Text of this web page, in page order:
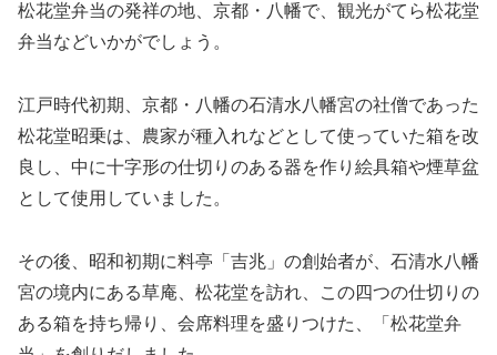
松花堂弁当の発祥の地、京都・八幡で、観光がてら松花堂
弁当などいかがでしょう。
江戸時代初期、京都・八幡の石清水八幡宮の社僧であった
松花堂昭乗は、農家が種入れなどとして使っていた箱を改
良し、中に十字形の仕切りのある器を作り絵具箱や煙草盆
として使用していました。
その後、昭和初期に料亭「吉兆」の創始者が、石清水八幡
宮の境内にある草庵、松花堂を訪れ、この四つの仕切りの
ある箱を持ち帰り、会席料理を盛りつけた、「松花堂弁